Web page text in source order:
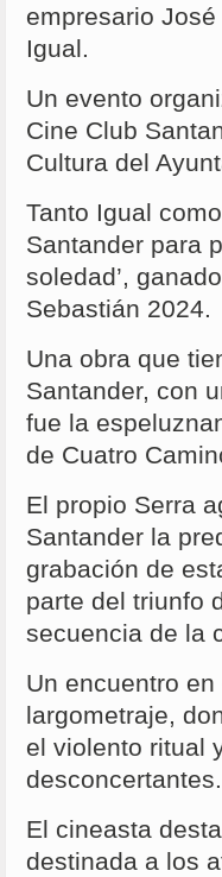
empresario
Igual.
Un evento
Cine Club
Cultura del
Tanto Igual
Santander para
soledad’,
Sebastián 2024.
Una obra que
Santander, con
fue la
de Cuatro
El propio Serra
Santander la
grabación de
parte del triunfo
secuencia de la
Un encuentro
largometraje,
el violento ritual
desconcertantes.
El cineasta
destinada a los